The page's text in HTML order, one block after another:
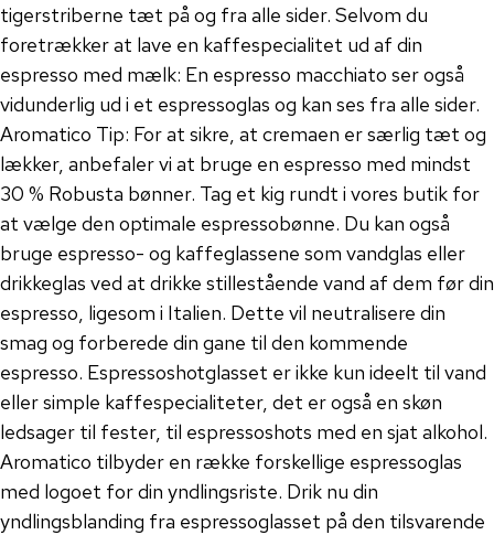
tigerstriberne tæt på og fra alle sider. Selvom du
foretrækker at lave en kaffespecialitet ud af din
espresso med mælk: En espresso macchiato ser også
vidunderlig ud i et espressoglas og kan ses fra alle sider.
Aromatico Tip: For at sikre, at cremaen er særlig tæt og
lækker, anbefaler vi at bruge en espresso med mindst
30 % Robusta bønner. Tag et kig rundt i vores butik for
at vælge den optimale espressobønne. Du kan også
bruge espresso- og kaffeglassene som vandglas eller
drikkeglas ved at drikke stillestående vand af dem før din
espresso, ligesom i Italien. Dette vil neutralisere din
smag og forberede din gane til den kommende
espresso. Espressoshotglasset er ikke kun ideelt til vand
eller simple kaffespecialiteter, det er også en skøn
ledsager til fester, til espressoshots med en sjat alkohol.
Aromatico tilbyder en række forskellige espressoglas
med logoet for din yndlingsriste. Drik nu din
yndlingsblanding fra espressoglasset på den tilsvarende